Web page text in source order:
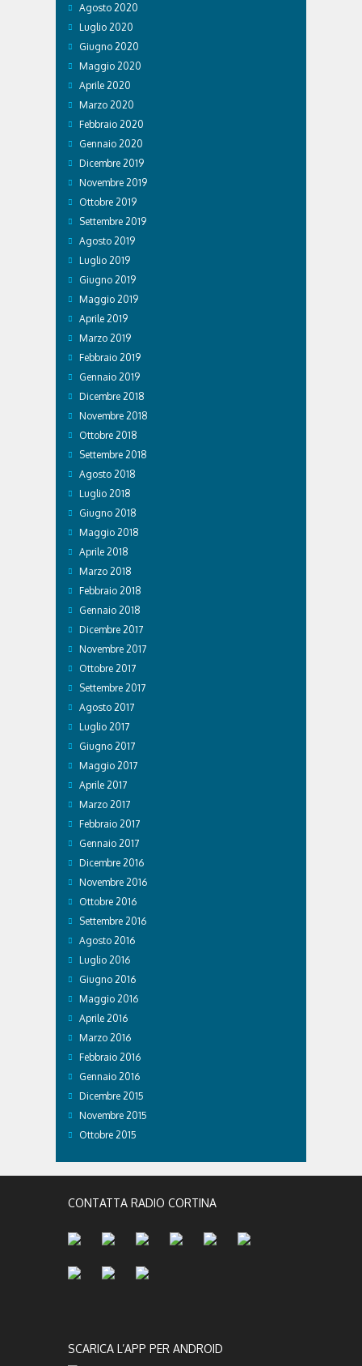
Agosto 2020
Luglio 2020
Giugno 2020
Maggio 2020
Aprile 2020
Marzo 2020
Febbraio 2020
Gennaio 2020
Dicembre 2019
Novembre 2019
Ottobre 2019
Settembre 2019
Agosto 2019
Luglio 2019
Giugno 2019
Maggio 2019
Aprile 2019
Marzo 2019
Febbraio 2019
Gennaio 2019
Dicembre 2018
Novembre 2018
Ottobre 2018
Settembre 2018
Agosto 2018
Luglio 2018
Giugno 2018
Maggio 2018
Aprile 2018
Marzo 2018
Febbraio 2018
Gennaio 2018
Dicembre 2017
Novembre 2017
Ottobre 2017
Settembre 2017
Agosto 2017
Luglio 2017
Giugno 2017
Maggio 2017
Aprile 2017
Marzo 2017
Febbraio 2017
Gennaio 2017
Dicembre 2016
Novembre 2016
Ottobre 2016
Settembre 2016
Agosto 2016
Luglio 2016
Giugno 2016
Maggio 2016
Aprile 2016
Marzo 2016
Febbraio 2016
Gennaio 2016
Dicembre 2015
Novembre 2015
Ottobre 2015
CONTATTA RADIO CORTINA
SCARICA L’APP PER ANDROID